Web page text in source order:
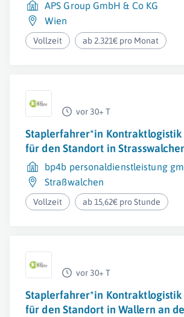
APS Group GmbH & Co KG
Wien
Vollzeit ab 2.321€ pro Monat
vor 30+ T
Staplerfahrer*in Kontraktlogistik
für den Standort in
bp4b personaldienstleistung
Straßwalchen
Vollzeit ab 15,62€ pro Stunde
vor 30+ T
Staplerfahrer*in Kontraktlogistik
für den Standort in Wallern an